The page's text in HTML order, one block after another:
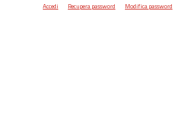
Accedi Recupera password Modifica password